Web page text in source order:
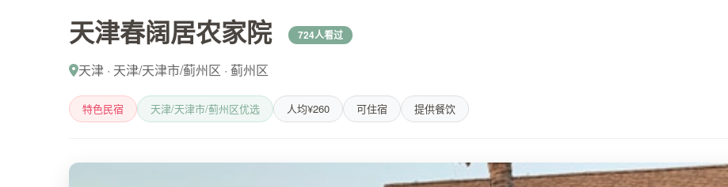
天津春阔居农家院 724人看过
天津 · 天津/天津市/蓟州区 · 蓟州区
特色民宿 天津/天津市/蓟州区优选 人均¥260 可住宿 提供餐饮